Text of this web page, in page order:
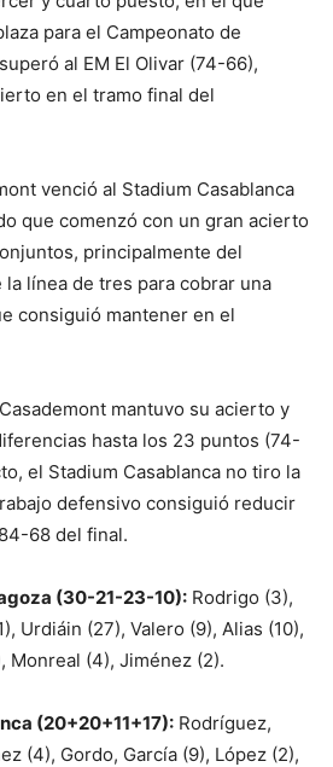
para el Campeonato de
al EM El Olivar (74-66),
en el tramo final del
venció al Stadium Casablanca
que comenzó con un gran acierto
principalmente del
línea de tres para cobrar una
consiguió mantener en el
mantuvo su acierto y
hasta los 23 puntos (74-
el Stadium Casablanca no tiro la
defensivo consiguió reducir
68 del final.
(30-21-23-10): Rodrigo (3),
Urdiáin (27), Valero (9), Alias (10),
Monreal (4), Jiménez (2).
(20+20+11+17): Rodríguez,
(4), Gordo, García (9), López (2),